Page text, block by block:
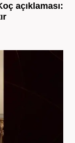
açıklaması: